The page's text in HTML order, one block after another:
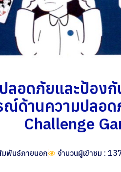
ลอดภัยและป้อง
ณ์ด้านความปลอ
Challenge
มพันธ์ภายนอก จำนวนผู้เข้าชม :